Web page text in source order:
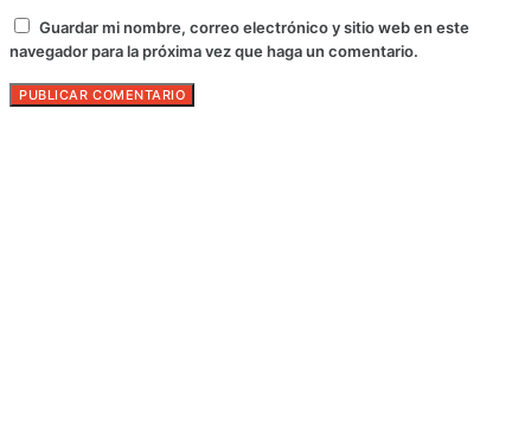
Guardar mi nombre, correo electrónico y sitio web en este
navegador para la próxima vez que haga un comentario.